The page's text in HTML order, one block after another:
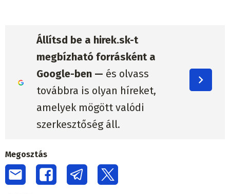
Állítsd be a hirek.sk-t
megbízható forrásként a
Google-ben — és olvass
továbbra is olyan híreket,
amelyek mögött valódi
szerkesztőség áll.
Megosztás